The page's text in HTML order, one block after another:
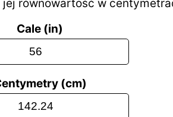
równowartość w
Cale (in)
(cm)